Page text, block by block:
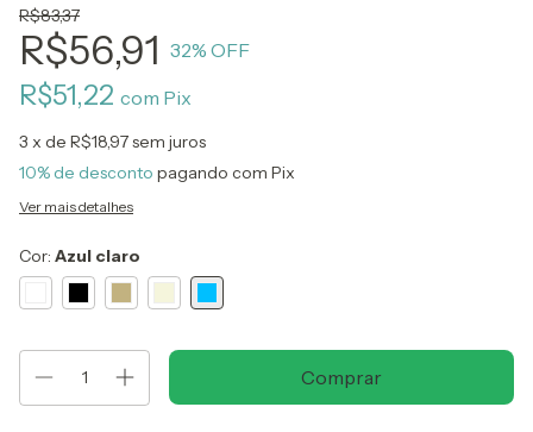
R$83,37
R$56,91 32% OFF
R$51,22 com Pix
3 x de R$18,97sem juros
10% de desconto pagando com Pix
Ver mais detalhes
Cor: Azul claro